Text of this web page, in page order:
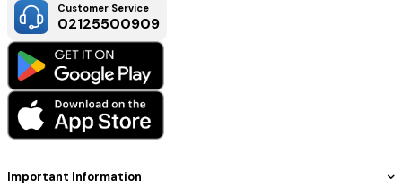
Important Information
Customer Service
02125500909